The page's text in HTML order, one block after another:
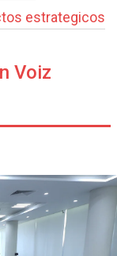
estrategicos
Voiz